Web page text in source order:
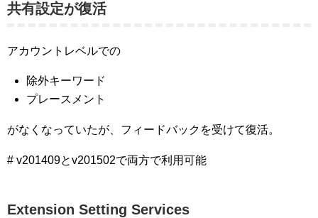
共有設定が復活
アカウントレベルでの
除外キーワード
プレースメント
がなくなっていたが、フィードバックを受けて復活。
# v201409とv201502で両方で利用可能
Extension Setting Services